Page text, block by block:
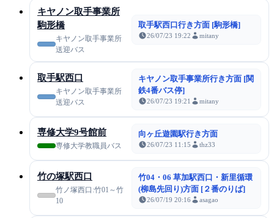
キヤノン取手事業所
駒形橋
キヤノン取手事業所
送迎バス
取手駅西口行き方面 [駒形橋]
26/07/23 19:22 mitany
取手駅西口
キヤノン取手事業所
送迎バス
キヤノン取手事業所行き方面 [関
鉄4番バス停]
26/07/23 19:21 mitany
専修大学9号館前
専修大学教職員バス
向ヶ丘遊園駅行き方面
26/07/23 11:15 thz33
竹の塚駅西口
竹ノ塚西口:竹01～竹
10
竹04・06 草加駅西口・新里循環
(柳島先回り)方面 [２番のりば]
26/07/19 20:16 asagao